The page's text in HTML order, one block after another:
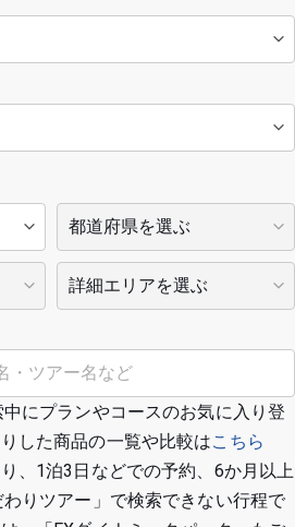
にプランやコースのお気に入り登
した商品の一覧や比較はこちら
、1泊3日などでの予約、6か月以上
りツアー」で検索できない行程で